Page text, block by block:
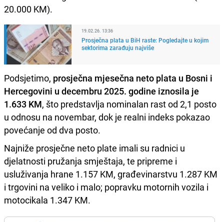
20.000 KM).
19.02.26. 13:36
Prosječna plata u BiH raste: Pogledajte u kojim
sektorima zarađuju najviše
Podsjetimo, prosječna mjesečna neto plata u Bosni i
Hercegovini u decembru 2025. godine iznosila je
1.633 KM, što predstavlja nominalan rast od 2,1 posto
u odnosu na novembar, dok je realni indeks pokazao
povećanje od dva posto.
Najniže prosječne neto plate imali su radnici u
djelatnosti pružanja smještaja, te pripreme i
usluživanja hrane 1.157 KM, građevinarstvu 1.287 KM
i trgovini na veliko i malo; popravku motornih vozila i
motocikala 1.347 KM.